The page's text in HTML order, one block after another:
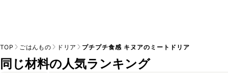
TOP ごはんもの ドリア プチプチ食感 キヌアのミートドリア
同じ材料の人気ランキング